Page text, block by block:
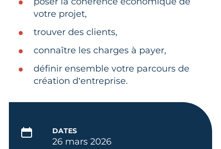
votre projet,
trouver des clients,
connaître les charges à payer,
définir ensemble votre parcours de
création d’entreprise.
DATES
26 mars 2026